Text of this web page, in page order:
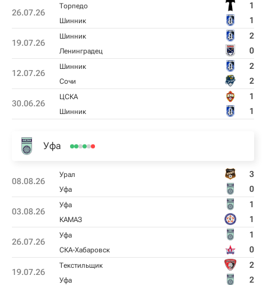
26.07.26
Торпедо 1
Шинник 1
19.07.26
Шинник 2
Ленинградец 0
12.07.26
Шинник 2
Сочи 2
30.06.26
ЦСКА 1
Шинник 1
Уфа
08.08.26
Урал 3
Уфа 0
03.08.26
Уфа 1
КАМАЗ 1
26.07.26
Уфа 1
СКА-Хабаровск 0
19.07.26
Текстильщик 2
Уфа 2